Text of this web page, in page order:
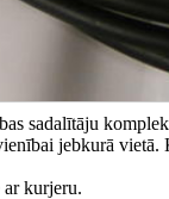
sadalītāju
jebkurā
ar kurjeru.